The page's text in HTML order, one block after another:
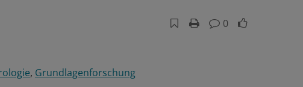
0
Grundlagenforschung